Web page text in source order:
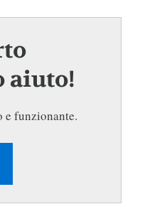
aiuto!
e funzionante.